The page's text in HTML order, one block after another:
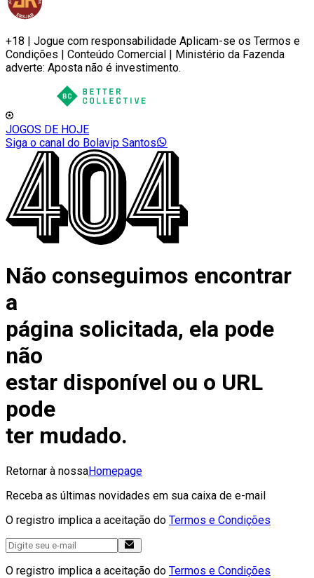
+18 | Jogue com responsabilidade Aplicam-se os Termos e
Condições | Conteúdo Comercial | Ministério da Fazenda
adverte: Aposta não é investimento.
JOGOS DE HOJE
Siga o canal do Bolavip Santos
Não conseguimos encontrar
a
página solicitada, ela pode
não
estar disponível ou o URL
pode
ter mudado.
Retornar à nossaHomepage
Receba as últimas novidades em sua caixa de e-mail
O registro implica a aceitação do Termos e Condições
O registro implica a aceitação do Termos e Condições